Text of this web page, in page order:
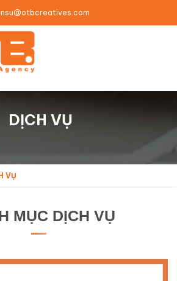
DỊCH VỤ
VỤ
MỤC DỊCH VỤ